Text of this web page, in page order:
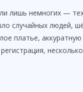
лишь немногих —
случайных людей,
платье,